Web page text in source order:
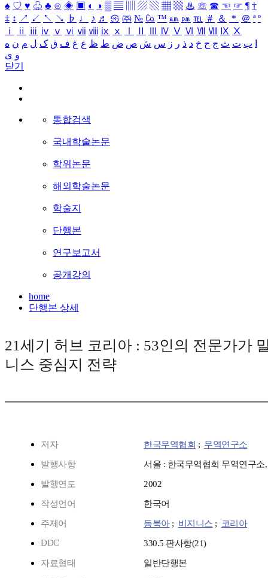
♠ ♡ ♥ ♧ ♣ ⊙ ◈ ▣ ◐ ◑ ▒ ▤ ▨ ▧ ▦ ▩ ♨ ☏ ☎ ☜ ☞ ¶ †
‡ ↕ ↗ ↙ ↖ ↘ ♭ ♩ ♪ ♬ ㉿ ㈜ № ㏇ ™ ㏂ ㏘ ℡ ＃ ＆ ＊ ＠ ª º
ⅰ
ⅱ ⅲ ⅳ ⅴ ⅵ ⅶ ⅷ ⅸ ⅹ Ⅳ Ⅴ Ⅵ Ⅶ Ⅷ Ⅸ Ⅹ
ب ت ث ج ح خ د ذ ر ز س ش ص ض ط ظ ع غ ف ق ک ل م ن ه
و ی
닫기
통합검색
국내학술논문
학위논문
해외학술논문
학술지
단행본
연구보고서
공개강의
home
단행본 상세
21세기 허브 코리아 : 53인의 전문가가
니스 중심지 전략
저자 한국무역협회 ; 무역연구소
발행사항 서울 : 한국무역협회 무역연구소,
발행연도 2002
작성언어 한국어
주제어 동북아; 비지니스 ; 코리아
DDC
330.5 판사항(21)
자료형태 일반단행본